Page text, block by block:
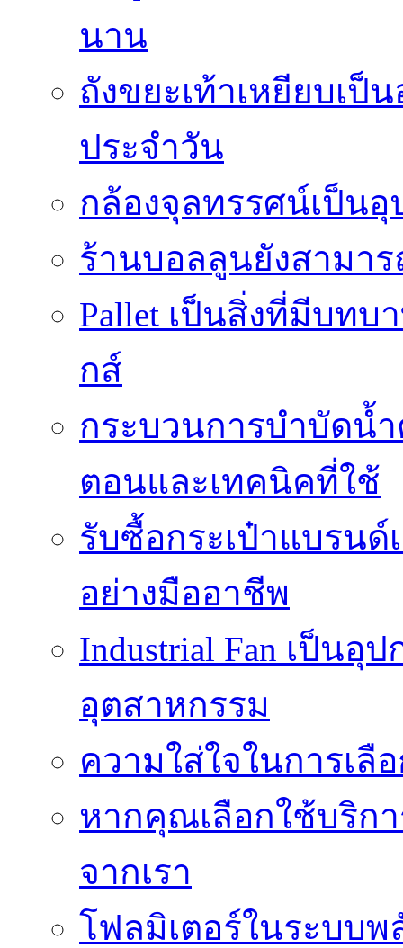
นาน
ถังขยะเท้าเหยียบเ
ประจำวัน
กล้องจุลทรรศน์เป็น
ร้านบอลลูนยังสามาร
Pallet เป็นสิ่งที่มีบท
กส์
กระบวนการบำบัดน้
ตอนและเทคนิคที่ใช้
รับซื้อกระเป๋าแบรนด์
อย่างมืออาชีพ
Industrial Fan เป็น
อุตสาหกรรม
ความใส่ใจในการเ
หากคุณเลือกใช้บริก
จากเรา
โฟลมิเตอร์ในระบบ